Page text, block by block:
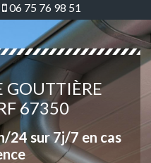
06 75 76 98 51
GOUTTIÈRE
67350
24 sur 7j/7 en cas